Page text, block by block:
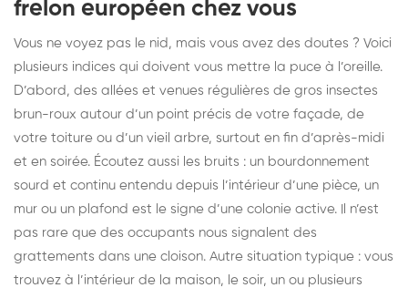
frelon européen chez vous
Vous ne voyez pas le nid, mais vous avez des doutes ? Voici
plusieurs indices qui doivent vous mettre la puce à l’oreille.
D’abord, des allées et venues régulières de gros insectes
brun-roux autour d’un point précis de votre façade, de
votre toiture ou d’un vieil arbre, surtout en fin d’après-midi
et en soirée. Écoutez aussi les bruits : un bourdonnement
sourd et continu entendu depuis l’intérieur d’une pièce, un
mur ou un plafond est le signe d’une colonie active. Il n’est
pas rare que des occupants nous signalent des
grattements dans une cloison. Autre situation typique : vous
trouvez à l’intérieur de la maison, le soir, un ou plusieurs